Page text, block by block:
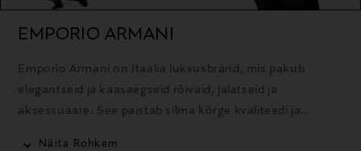
EMPORIO ARMANI
Emporio Armani on Itaalia luksusbränd, mis pakub
elegantseid ja kaasaegseid rõivaid, jalatseid ja
aksessuaare. See paistab silma kõrge kvaliteedi ja
Näita Rohkem